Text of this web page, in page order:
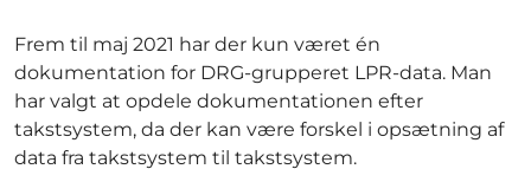
Frem til maj 2021 har der kun været én
dokumentation for DRG-grupperet LPR-data. Man
har valgt at opdele dokumentationen efter
takstsystem, da der kan være forskel i opsætning af
data fra takstsystem til takstsystem.